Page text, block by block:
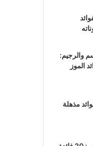
والرجيم:
الموز
مذهلة